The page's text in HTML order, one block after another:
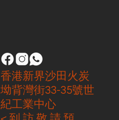
香港新界沙田火炭
坳背灣街33-35號世
紀工業中心